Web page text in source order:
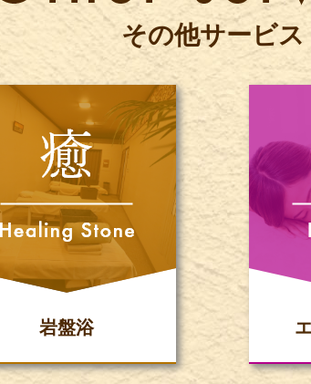
その他サービス
岩盤浴